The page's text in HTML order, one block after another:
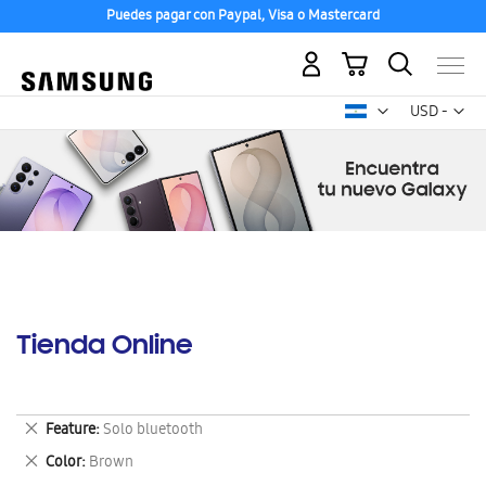
Puedes pagar con Paypal, Visa o Mastercard
USD -
dólar
Mi carrito
Tienda Online
Feature Solo bluetooth
Eliminar
este
artículo
Color Brown
Eliminar